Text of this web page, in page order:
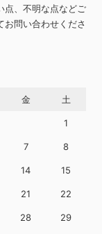
点、不明な点などご
お問い合わせくださ
金 土
1
7 8
14 15
21 22
28 29